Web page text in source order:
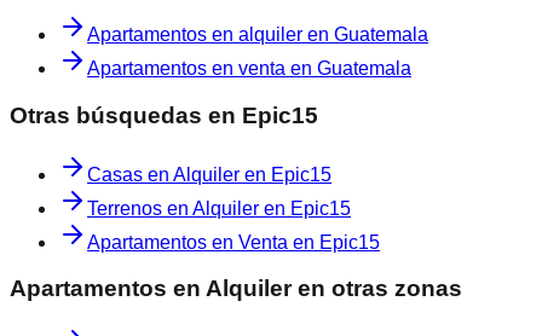
Apartamentos en alquiler en Guatemala
Apartamentos en venta en Guatemala
Otras búsquedas en Epic15
Casas en Alquiler en Epic15
Terrenos en Alquiler en Epic15
Apartamentos en Venta en Epic15
Apartamentos en Alquileren otras zonas